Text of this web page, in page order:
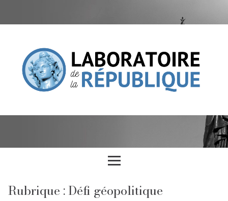
Rubrique : Défi géopolitique